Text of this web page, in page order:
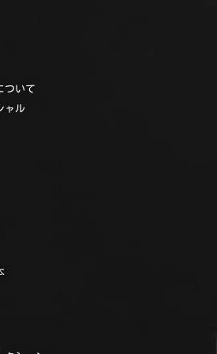
ついて
ャル